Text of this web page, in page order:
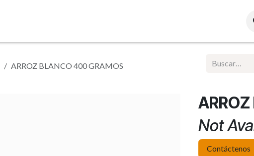
Ventas
ARROZ BLANCO 400 GRAMOS
Not
Contáctenos